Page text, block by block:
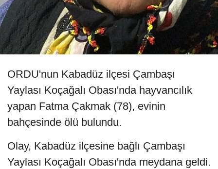
ORDU'nun Kabadüz ilçesi Çambaşı
Yaylası Koçağalı Obası'nda hayvancılık
yapan Fatma Çakmak (78), evinin
bahçesinde ölü bulundu.
Olay, Kabadüz ilçesine bağlı Çambaşı
Yaylası Koçağalı Obası'nda meydana geldi.